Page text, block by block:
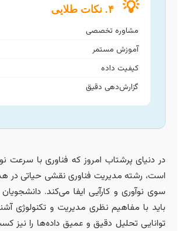
۴. نکات طلایی
مشاوره تخصصی
آموزش مستمر
کیفیت داده
گزارش‌دهی دقیق
دنیای پرشتاب امروز که فناوری با سرعت نور
رشته مدیریت فناوری نقشی حیاتی در هدایت
نوآوری و کارآیی ایفا می‌کند. دانشجویان این
با مفاهیم نظری مدیریت و تکنولوژی آشنا
تحلیل دقیق و عمیق داده‌ها را نیز کسب